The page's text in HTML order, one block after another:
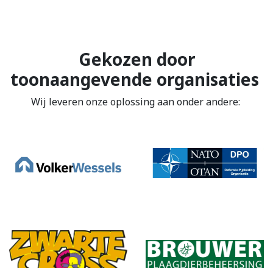
Gekozen door
toonaangevende organisaties
Wij leveren onze oplossing aan onder andere: